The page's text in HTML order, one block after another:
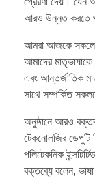
আরও উন্নত করতে
আমরা আজকে সকলের
আমাদের
এবং আন্তর্জাতিক
সাথে সম্পর্কিত
অনুষ্ঠানে আরও
টেকনোলজির ডেপুটি
পলিটেকনিক
বক্তব্যে বলেন,